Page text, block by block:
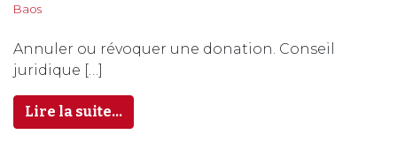
Baos
Annuler ou révoquer une donation. Conseil
juridique […]
Lire la suite…